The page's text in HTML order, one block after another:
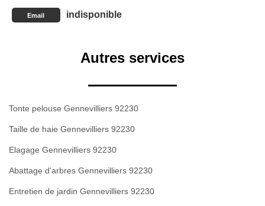
Email indisponible
Autres services
Tonte pelouse Gennevilliers 92230
Taille de haie Gennevilliers 92230
Elagage Gennevilliers 92230
Abattage d'arbres Gennevilliers 92230
Entretien de jardin Gennevilliers 92230